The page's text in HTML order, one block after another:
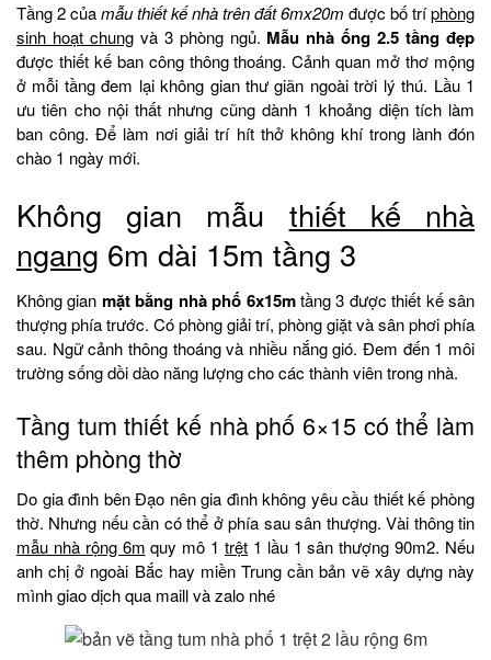
Tầng 2 củamẫu thiết kế nhà trên đất 6mx20m được bố tríphòng
sinh hoạt chungvà 3 phòng ngủ. Mẫu nhà ống 2.5 tầng đẹp
được thiết kế ban công thông thoáng. Cảnh quan mở thơ mộng
ở mỗi tầng đem lại không gian thư giãn ngoài trời lý thú. Lầu 1
ưu tiên cho nội thất nhưng cũng dành 1 khoảng diện tích làm
ban công. Để làm nơi giải trí hít thở không khí trong lành đón
chào 1 ngày mới.
Không gian mẫu thiết kế nhà
ngang 6m dài 15m tầng 3
Không gian mặt bằng nhà phố 6x15mtầng 3 được thiết kế sân
thượng phía trước. Có phòng giải trí, phòng giặt và sân phơi phía
sau. Ngữ cảnh thông thoáng và nhiều nắng gió. Đem đến 1 môi
trường sống dồi dào năng lượng cho các thành viên trong nhà.
Tầng tum thiết kế nhà phố 6×15 có thể làm
thêm phòng thờ
Do gia đình bên Đạo nên gia đình không yêu cầu thiết kế phòng
thờ. Nhưng nếu cần có thể ở phía sau sân thượng. Vài thông tin
mẫu nhà rộng 6m quy mô 1trệt 1 lầu 1 sân thượng 90m2. Nếu
anh chị ở ngoài Bắc hay miền Trung cần bản vẽ xây dựng này
mình giao dịch qua maill và zalo nhé